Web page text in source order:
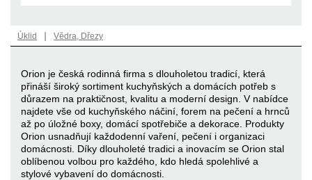
Úklid | Vědra, Dřezy
Orion je česká rodinná firma s dlouholetou tradicí, která
přináší široký sortiment kuchyňských a domácích potřeb s
důrazem na praktičnost, kvalitu a moderní design. V nabídce
najdete vše od kuchyňského náčiní, forem na pečení a hrnců
až po úložné boxy, domácí spotřebiče a dekorace. Produkty
Orion usnadňují každodenní vaření, pečení i organizaci
domácnosti. Díky dlouholeté tradici a inovacím se Orion stal
oblíbenou volbou pro každého, kdo hledá spolehlivé a
stylové vybavení do domácnosti.